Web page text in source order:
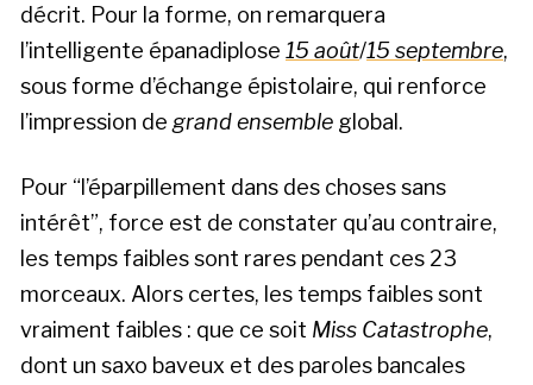
décrit. Pour la forme, on remarquera
l’intelligente épanadiplose 15 août/15 septembre,
sous forme d’échange épistolaire, qui renforce
l’impression de grand ensemble global.
Pour “l’éparpillement dans des choses sans
intérêt”, force est de constater qu’au contraire,
les temps faibles sont rares pendant ces 23
morceaux. Alors certes, les temps faibles sont
vraiment faibles : que ce soit Miss Catastrophe,
dont un saxo baveux et des paroles bancales